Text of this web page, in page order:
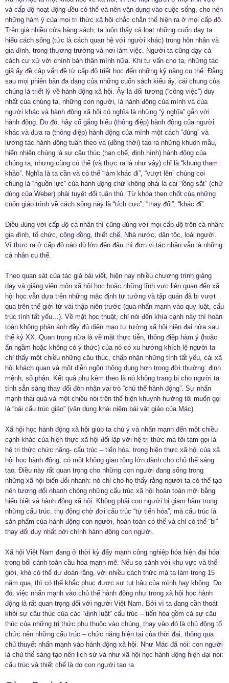
và cấp độ hoạt động đều có thể và nên vận dụng vào cuộc sống, cho nên
những hàm ý của mọi tri thức xã hội chắc chắn thể hiện ra ở mọi cấp độ.
Trên giá nhiều cửa hàng sách, ta luôn thấy cả loạt những cuốn dạy ta
hiểu cách sống (tức là cách quan hệ với người khác) trong hôn nhân và
gia đình. trong thương trường và nơi làm việc. Người ta cũng dạy cả
cách cư xử với chính bản thân mình nữa. Khi tư vấn cho ta, những tác
giả ấy đề cập vấn đề từ cấp độ triết học đến những kỹ năng cụ thể. Đằng
sau mọi phiên bản đa dạng của những cuốn sách kiểu ấy, cái chung của
chúng là triết lý về hành động xã hội. Ấy là đối tượng (“công việc”) duy
nhất của chúng ta, những con người, là hành động của mình và của
người khác và hành động xã hội có nghĩa là những “ý nghĩa” gắn với
hành động. Do đó, hãy cố gắng hiểu (thông điệp) hành động của người
khác và đưa ra (thông điệp) hành động của mình một cách “đúng” và
lương tác hành động tuân theo và (đồng thời) tạo ra những khuôn mẫu,
hiển nhiên chúng là sự câu thúc (hạn chế, định hình) hành động của
chúng ta, nhưng cũng có thể (và thực ra là như vậy) chỉ là “khung tham
khảo”. Nghĩa là ta cần và có thể “làm khác đi”, “vượt lên” chúng coi
chúng là “nguồn lực” của hành động chứ không phải là cái “lồng sắt” (chữ
dùng của Weber) phải tuyệt đối tuân thủ. Từ khóa then chốt của những
cuốn giáo trình về cách sống này là “tích cực”, “thay đổi”, “khác đi”.
Điều đúng với cấp độ cá nhân thì cũng đúng với mọi cấp độ trên cá nhân:
gia đình, tổ chức, cộng đồng, thiết chế, Nhà nước, dân tộc, loài người.
Vì thực ra ở cấp độ nào dù lớn đến đâu thì đơn vị tác nhân vẫn là những
cá nhân cụ thể.
Theo quan sát của tác giả bài viết, hiện nay nhiều chương trình giảng
dạy và giảng viên môn xã hội học hoặc những lĩnh vực liên quan đến xã
hội học vẫn dựa trên những mặc định tư tưởng và tập quán đã bị vượt
qua trên thế giới từ vài thập niên trước (quá nhấn mạnh vào quy luật, cấu
trúc tính tất yếu…). Về mặt học thuật, chỉ nói đến khía cạnh này thì hoàn
toàn không phản ánh đầy đủ diện mạo tư tưởng xã hội hiện đại nửa sau
thế kỷ XX. Quan trọng nữa là về mặt thực tiễn, thông điệp hàm ý (hoặc
ẩn ngầm hoặc không có ý thức) của nó có xu hướng khích lệ người ta
chỉ thấy một chiều những câu thúc, chấp nhận những tính tất yếu, cái xã
hội khách quan và một diễn ngôn thông dụng hơn trong đời thường: định
mệnh, số phận. Kết quả phụ kèm theo là nó không trang bị cho người ta
tính sẵn sàng thay đổi đón nhận vai trò “chủ thể hành động”. Sự nhấn
mạnh thái quá và một chiều nói trên thể hiện khuynh hướng tôi muốn gọi
là “bái cấu trúc giáo” (vận dụng khái niệm bái vật giáo của Mác).
Xã hội học hành động xã hội giúp ta chú ý và nhấn mạnh đến một chiều
cạnh khác của hiện thực xã hội đối lập với hệ tri thức mà tôi tạm gọi là
hệ tri thức chức năng- cấu trúc – tiến hóa. trong hiện thực xã hội của xã
hội học hành động, có một không gian rộng lớn dành cho chủ thể sáng
tạo. Điều này rất quan trọng cho những con người đang sống trong
những xã hội biến đổi nhanh: nó chỉ cho họ thấy rằng người ta có thể tạo
nên tương đối nhanh chóng những cấu trúc xã hội hoàn toàn mới bằng
hiểu biết và hành động xã hội. Không phải con người bị giam hãm trong
những cấu trúc, thụ động chờ đợi cấu trúc “tự tiến hóa”, mà cấu trúc là
sản phẩm của hành động con người, hoàn toàn có thể và chỉ có thể “bị”
thay đổi duy nhất bởi chính hành động con người.
Xã hội Việt Nam đang ở thời kỳ đẩy mạnh công nghiệp hóa hiện đại hóa
trong bối cảnh toàn cầu hóa mạnh mẽ. Nếu so sánh với khu vực và thế
giới, khó có thể dự đoán rằng, với nhiều cách thức mà ta làm trong 15
năm qua, thì có thể khắc phục được sự tụt hậu của mình hay không. Do
đó, việc nhấn mạnh vào chủ thể hành động như trong xã hội học hành
động là rất quan trọng đối với người Việt Nam. Bởi vì ta đang cần thoát
khỏi sự câu thúc của các “định luật” cấu trúc – tiến hóa gồm cả sự câu
thúc của những tri thức phụ thuộc vào chúng, thay vào đó là chủ động tổ
chức nên những cấu trúc – chức năng hiện tại của thời đại, thông qua
chủ thuyết nhấn mạnh vào hành động xã hội. Như Mác đã nói: con người
là chủ thể sáng tạo nên lịch sử và như xã hội học hành động hiện đại nói:
cấu trúc và thiết chế là do con người tạo ra